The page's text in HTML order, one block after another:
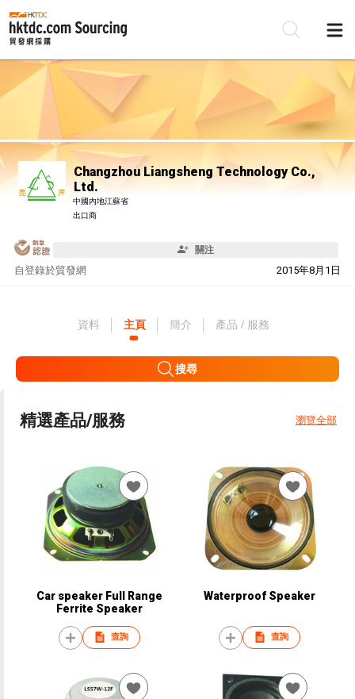
Changzhou Liangsheng Technology Co.,
Ltd.
中國內地江蘇省
出口商
關注
自 2015年8月1日
登錄於貿發網
資料 主頁 簡介 產品 / 服務
搜尋
精選產品/服務 瀏覽全部
Car speaker Full Range
Ferrite Speaker
查詢
Waterproof Speaker
查詢